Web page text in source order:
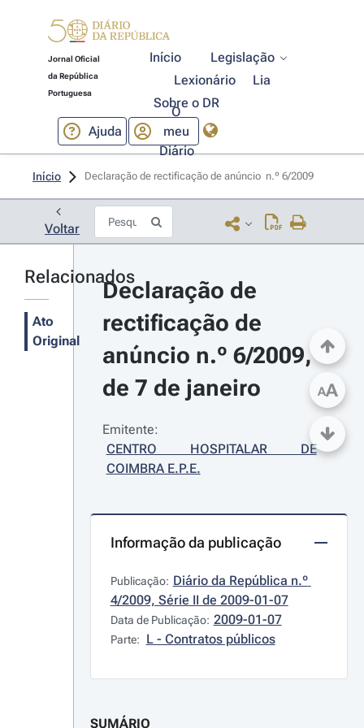
Jornal Oficial
da República
Portuguesa
Início
Legislação
Lexionário
Lia
Sobre o DR
Ajuda
O
meu
Diário
Início Declaração de rectificação de anúncio  n.º 6/2009
Voltar
Relacionados
Ato
Original
Declaração de
rectificação de
anúncio n.º 6/2009,
de 7 de janeiro
Emitente:
CENTRO HOSPITALAR DE
COIMBRA E.P.E.
Informação da publicação
Publicação: Diário da República n.º
4/2009, Série II de 2009-01-07
Data de Publicação: 2009-01-07
Parte: L - Contratos públicos
SUMÁRIO
AA